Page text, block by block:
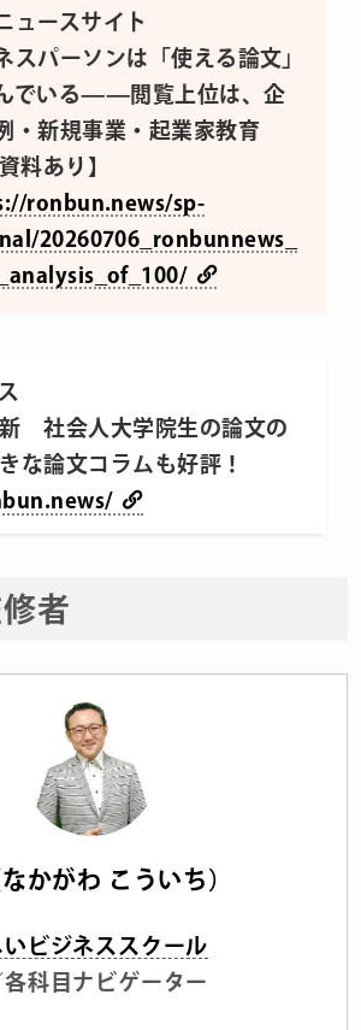
ュースサイト
スパーソンは「使える論文」
でいる——閲覧上位は、企
・新規事業・起業家教育
料あり】
ronbun.news/sp-
20260706_ronbunnews_
社会人大学院生の論文の
な論文コラムも好評！
者
かがわ こういち）
いビジネススクール
科目ナビゲーター